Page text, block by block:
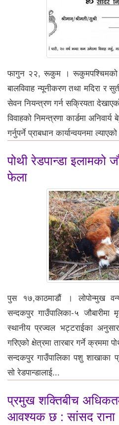
फागुन २२, रूकुम । रूकुमपश्चिमको
बालविवाह न्यूनीकरण तथा मदिरा र
सेवन नियन्त्रण गर्न सक्रियता
विवाहको निमन्त्रणा कार्डमा
गर्नुपर्ने प्राबधान कार्यान्वयनमा
पोथी रेडपान्डा इलामको
फेला
पुस १७,काठमाडौं । लोपोन्मुख
सन्दकपुर गाउँपालिका-५
स्थानीय प्रज्वल भट्टराईका
गरिएको क्षेत्रमा तारबार गर्ने क्रममा
सन्दकपुर गाउँपालिका पशु शाखाका
सो रेडपान्डालाई...
प्रमुख शक्तिबीच
आवश्यक छ : सांसद राना